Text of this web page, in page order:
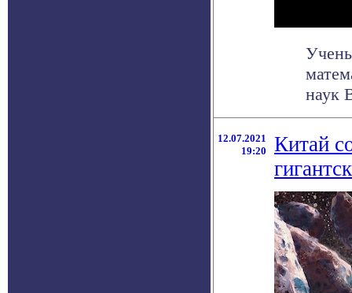
наук
12.07.2021
19:20
Китай